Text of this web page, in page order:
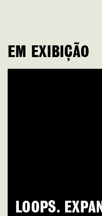
EM EXIBIÇÃO
LOOPS.